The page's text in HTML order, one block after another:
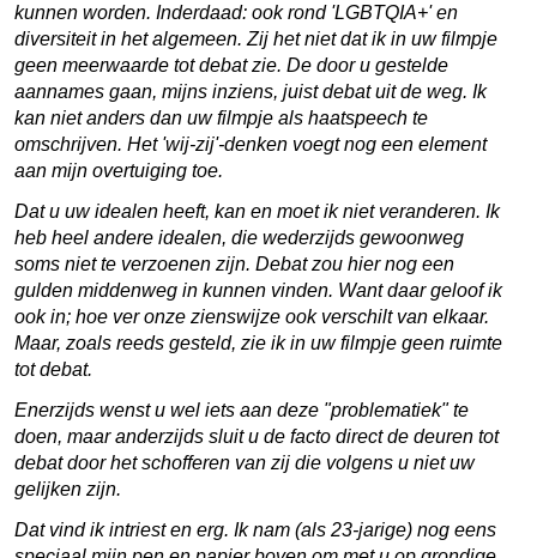
kunnen worden. Inderdaad: ook rond 'LGBTQIA+' en
diversiteit in het algemeen. Zij het niet dat ik in uw filmpje
geen meerwaarde tot debat zie. De door u gestelde
aannames gaan, mijns inziens, juist debat uit de weg. Ik
kan niet anders dan uw filmpje als haatspeech te
omschrijven. Het 'wij-zij'-denken voegt nog een element
aan mijn overtuiging toe.
Dat u uw idealen heeft, kan en moet ik niet veranderen. Ik
heb heel andere idealen, die wederzijds gewoonweg
soms niet te verzoenen zijn. Debat zou hier nog een
gulden middenweg in kunnen vinden. Want daar geloof ik
ook in; hoe ver onze zienswijze ook verschilt van elkaar.
Maar, zoals reeds gesteld, zie ik in uw filmpje geen ruimte
tot debat.
Enerzijds wenst u wel iets aan deze "problematiek" te
doen, maar anderzijds sluit u de facto direct de deuren tot
debat door het schofferen van zij die volgens u niet uw
gelijken zijn.
Dat vind ik intriest en erg. Ik nam (als 23-jarige) nog eens